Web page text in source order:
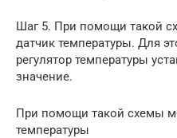
Шаг 5. При помощи такой
датчик температуры. Для
регулятор температуры
значение.
При помощи такой схемы
температуры